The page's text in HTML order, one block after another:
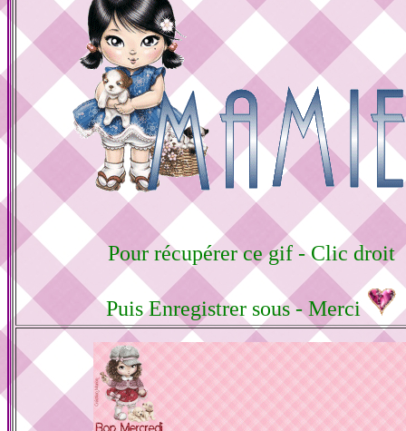
Pour récupérer ce gif - Clic droit
Puis Enregistrer sous - Merci